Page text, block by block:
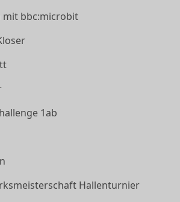
bbc:microbit
1ab
Hallenturnier